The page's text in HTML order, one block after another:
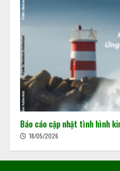
Báo cáo cập nhật tình hình
18/05/2026